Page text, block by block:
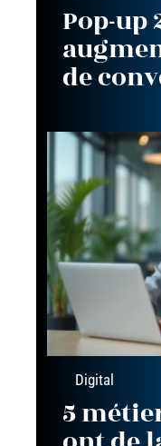
Pop-up
de
Digital
5